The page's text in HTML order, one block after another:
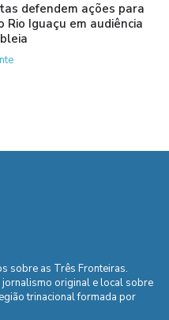
defendem ações para
Rio Iguaçu em audiência
sobre as Três Fronteiras.
original e local sobre
trinacional formada por